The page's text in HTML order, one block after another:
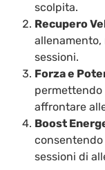
scolpita.
Recupero
sessioni.
Forza e
permettendo
affrontare
Boost
sessioni di